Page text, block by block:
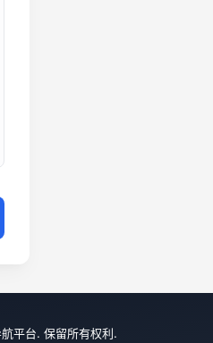
平台. 保留所有权利.